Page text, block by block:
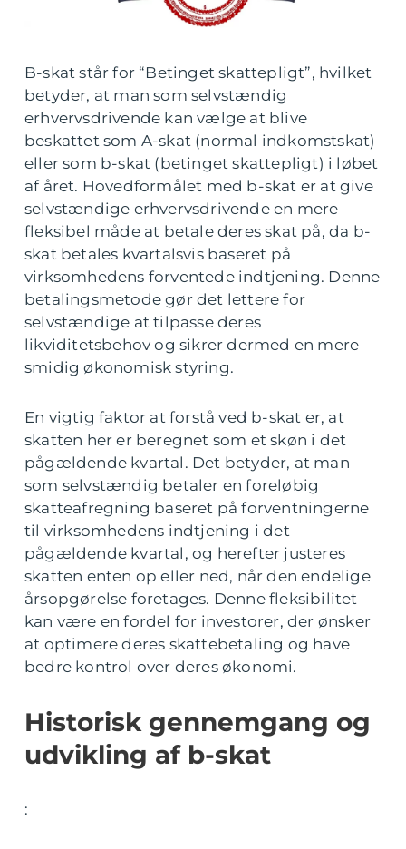
B-skat står for “Betinget skattepligt”, hvilket
betyder, at man som selvstændig
erhvervsdrivende kan vælge at blive
beskattet som A-skat (normal indkomstskat)
eller som b-skat (betinget skattepligt) i løbet
af året. Hovedformålet med b-skat er at give
selvstændige erhvervsdrivende en mere
fleksibel måde at betale deres skat på, da b-
skat betales kvartalsvis baseret på
virksomhedens forventede indtjening. Denne
betalingsmetode gør det lettere for
selvstændige at tilpasse deres
likviditetsbehov og sikrer dermed en mere
smidig økonomisk styring.
En vigtig faktor at forstå ved b-skat er, at
skatten her er beregnet som et skøn i det
pågældende kvartal. Det betyder, at man
som selvstændig betaler en foreløbig
skatteafregning baseret på forventningerne
til virksomhedens indtjening i det
pågældende kvartal, og herefter justeres
skatten enten op eller ned, når den endelige
årsopgørelse foretages. Denne fleksibilitet
kan være en fordel for investorer, der ønsker
at optimere deres skattebetaling og have
bedre kontrol over deres økonomi.
Historisk gennemgang og
udvikling af b-skat
: